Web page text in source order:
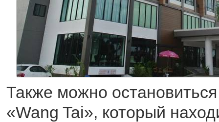
Также можно
«Wang Tai», который